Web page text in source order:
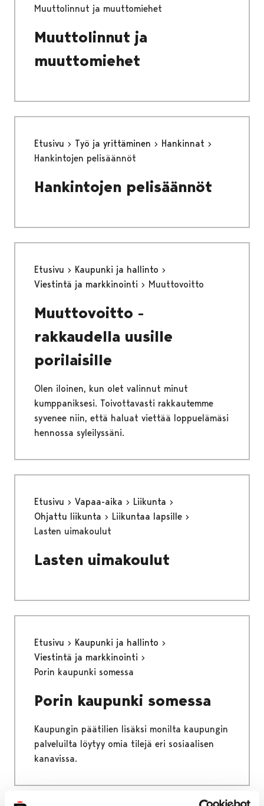
Muuttolinnut ja muuttomiehet
Muuttolinnut ja
muuttomiehet
Etusivu Työ ja yrittäminen
Hankinnat
Hankintojen pelisäännöt
Hankintojen pelisäännöt
Etusivu
Kaupunki ja hallinto
Viestintä ja markkinointi
Muuttovoitto
Muuttovoitto -
rakkaudella uusille
porilaisille
Olen iloinen, kun olet valinnut minut
kumppaniksesi. Toivottavasti rakkautemme
syvenee niin, että haluat viettää loppuelämäsi
hennossa syleilyssäni.
Etusivu Vapaa-aika
Liikunta
Ohjattu liikunta
Liikuntaa lapsille
Lasten uimakoulut
Lasten uimakoulut
Etusivu
Kaupunki ja hallinto
Viestintä ja markkinointi
Porin kaupunki somessa
Porin kaupunki somessa
Kaupungin päätilien lisäksi monilta kaupungin
palveluilta löytyy omia tilejä eri sosiaalisen
kanavissa.